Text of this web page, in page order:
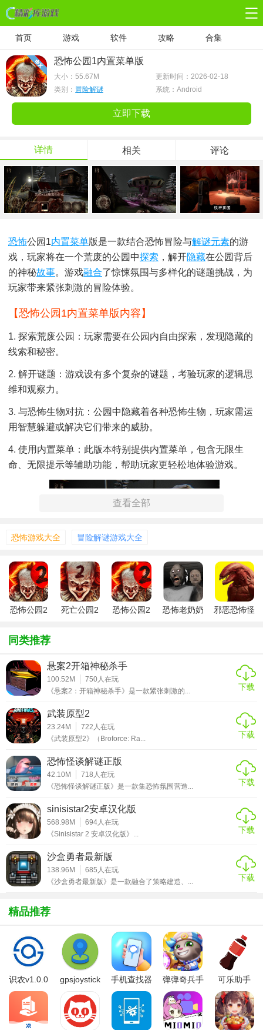
首页 游戏 软件 攻略 合集
恐怖公园1内置菜单版
大小： 55.67M
更新时间：2026-02-18
类别： 冒险解谜 系统：Android
立即下载
详情 相关 评论
恐怖公园1内置菜单版是一款结合恐怖冒险与解谜元素的游
戏，玩家将在一个荒废的公园中探索 ，解开隐藏在公园背后
的神秘故事。游戏融合了惊悚氛围与多样化的谜题挑战，为
玩家带来紧张刺激的冒险体验。
【恐怖公园1内置菜单版内容】
1. 探索荒废公园：玩家需要在公园内自由探索，发现隐藏的
线索和秘密。
2. 解开谜题：游戏设有多个复杂的谜题，考验玩家的逻辑思
维和观察力。
3. 与恐怖生物对抗：公园中隐藏着各种恐怖生物，玩家需运
用智慧躲避或解决它们带来的威胁。
4. 使用内置菜单：此版本特别提供内置菜单，包含无限生
命、无限提示等辅助功能，帮助玩家更轻松地体验游戏。
【恐怖公园1内置菜单版功能】
1. 内置菜单：提供多种辅助功能，如直接完成谜题、无限生
命等，降低游戏难度。
戏。
3. 精美画面：采用高清画质和逼真的音效，营造身临其境的
恐怖氛围。
【恐怖公园1内置菜单版优势】
1. 丰富剧情：游戏拥有扣人心弦的故事情节，让玩家沉浸在
恐怖的世界中。
2. 多样谜题：谜题设计巧妙多样，保证玩家长时间的游戏兴
趣。
3. 恐怖体验：结合音效和画面，为玩家带来极致的恐怖体
4. 内置菜单辅助：降低游戏难度，让玩家在享受恐怖的同
时，也能获得更好的游戏体验。
【恐怖公园1内置菜单版点评】
恐怖公园1内置菜单版是一款集恐怖与解谜于一体的优秀游
戏，其精美的画面和逼真的音效为玩家营造了极佳的沉浸
感。内置菜单的加入使得游戏更加易于上手，适合喜欢挑战
但又害怕难度过高的玩家。同时，丰富的剧情和多样的谜题
也保证了游戏的可玩性和趣味性。无论是恐怖爱好者还是解
谜游戏迷，都能在这款游戏中找到乐趣。
查看全部
恐怖游戏大全 冒险解谜游戏大全
恐怖公园2
单版
死亡公园2
恐怖公园2
恐怖老奶奶
邪恶恐怖怪
同类推荐
悬案2开箱神秘杀手
100.52M 750 人在玩
《悬案2：开箱神秘杀手》是一款紧张刺激的...
下载
武装原型2
23.24M 722 人在玩
《武装原型2》（Broforce: Ra...
下载
恐怖怪谈解谜正版
42.10M 718 人在玩
《恐怖怪谈解谜正版》是一款集恐怖氛围营造...
下载
sinisistar2安卓汉化版
568.98M 694 人在玩
《Sinisistar 2 安卓汉化版》...
下载
沙盒勇者最新版
138.96M 685 人在玩
《沙盒勇者最新版》是一款融合了策略建造、...
下载
精品推荐
识农v1.0.0
gpsjoystick
手机查找器
app
弹弹奇兵手
游免费版
可乐助手
5.26版本